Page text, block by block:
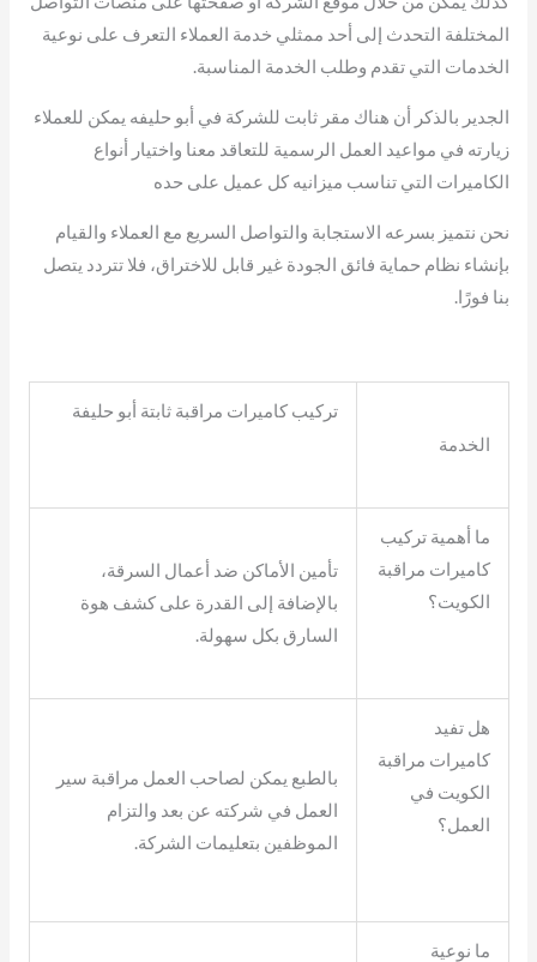
المختلفة التحدث إلى أحد ممثلي خدمة العملاء التعرف على نوعية
الخدمات التي تقدم وطلب الخدمة المناسبة.
الجدير بالذكر أن هناك مقر ثابت للشركة في أبو حليفه يمكن للعملاء
زيارته في مواعيد العمل الرسمية للتعاقد معنا واختيار أنواع
الكاميرات التي تناسب ميزانيه كل عميل على حده
نحن نتميز بسرعه الاستجابة والتواصل السريع مع العملاء والقيام
بإنشاء نظام حماية فائق الجودة غير قابل للاختراق، فلا تتردد يتصل
بنا فورًا.
الخدمة
تركيب كاميرات مراقبة ثابتة أبو حليفة
ما أهمية تركيب
كاميرات مراقبة
الكويت؟
تأمين الأماكن ضد أعمال السرقة،
بالإضافة إلى القدرة على كشف هوة
السارق بكل سهولة.
هل تفيد
كاميرات مراقبة
الكويت في
العمل؟
بالطبع يمكن لصاحب العمل مراقبة سير
العمل في شركته عن بعد والتزام
الموظفين بتعليمات الشركة.
ما نوعية